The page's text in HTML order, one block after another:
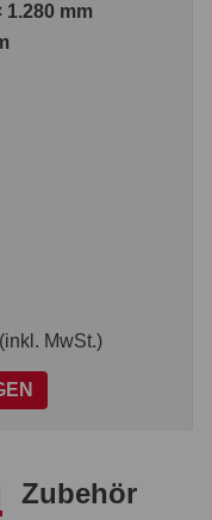
1.280 mm
(inkl. MwSt.)
Zubehör